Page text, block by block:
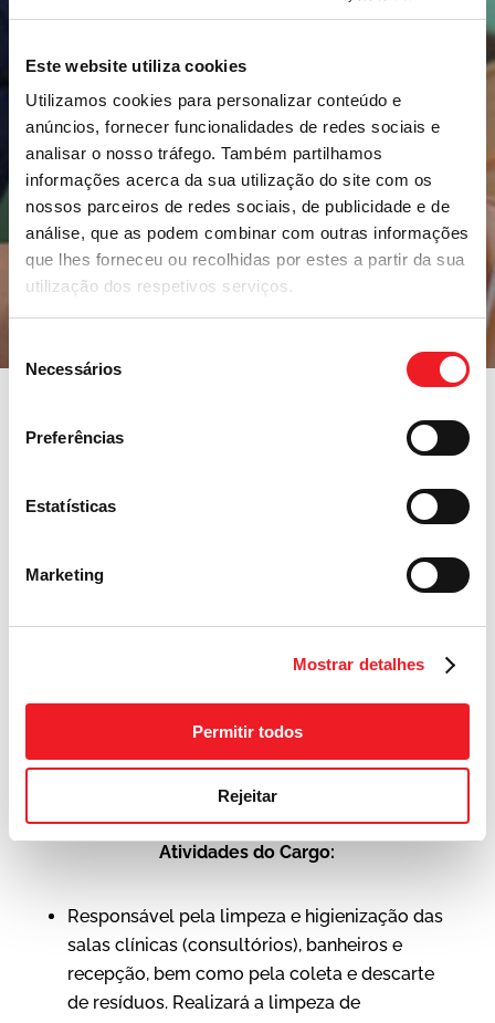
Este website utiliza cookies
Utilizamos cookies para personalizar conteúdo e
anúncios, fornecer funcionalidades de redes sociais e
analisar o nosso tráfego. Também partilhamos
informações acerca da sua utilização do site com os
nossos parceiros de redes sociais, de publicidade e de
análise, que as podem combinar com outras informações
que lhes forneceu ou recolhidas por estes a partir da sua
utilização dos respetivos serviços.
de Necessários
Preferências
Estatísticas
Marketing
Mostrar detalhes
Permitir todos
Rejeitar
Auxiliar de
Limpeza – Vila das
Palmeiras,
Guarulhos – SP
Sobre o nosso Cliente:
Atividades do Cargo:
Responsável pela limpeza e higienização das
salas clínicas (consultórios), banheiros e
recepção, bem como pela coleta e descarte
de resíduos. Realizará a limpeza de